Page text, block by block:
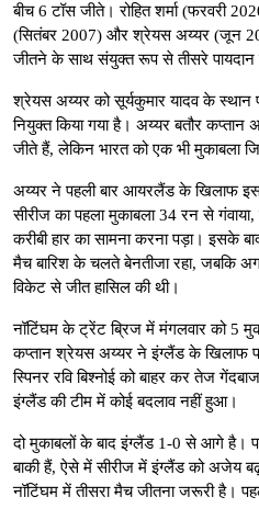
बीच 6 टॉस जीते। रोहित शर्मा (फरवरी
(सितंबर 2007) और श्रेयस अय्यर (जून
जीतने के साथ संयुक्त रूप से तीसरे पायदान
श्रेयस अय्यर को सूर्यकुमार यादव के स्थान
नियुक्त किया गया है। अय्यर बतौर
जीते हैं, लेकिन भारत को एक भी मुकाबला
अय्यर ने पहली बार आयरलैंड के खिलाफ इस
सीरीज का पहला मुकाबला 34 रन से
करीबी हार का सामना करना पड़ा। इसके
मैच बारिश के चलते बेनतीजा रहा, जबकि
विकेट से जीत हासिल की थी।
नॉटिंघम के ट्रेंट ब्रिज में मंगलवार को 5
कप्तान श्रेयस अय्यर ने इंग्लैंड के खिलाफ
स्पिनर रवि बिश्नोई को बाहर कर तेज
इंग्लैंड की टीम में कोई बदलाव नहीं हुआ।
दो मुकाबलों के बाद इंग्लैंड 1-0 से आगे है।
बाकी हैं, ऐसे में सीरीज में इंग्लैंड को अजेय
नॉटिंघम में तीसरा मैच जीतना जरूरी है।